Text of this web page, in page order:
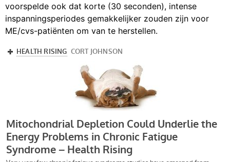
voorspelde ook dat korte (30 seconden), intense
inspanningsperiodes gemakkelijker zouden zijn voor
ME/cvs-patiënten om van te herstellen.